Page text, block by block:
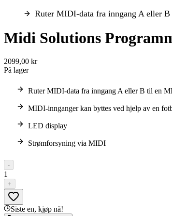
Ruter MIDI-data fra inngang A eller
Midi Solutions
2099,00 kr
På lager
Ruter MIDI-data fra inngang A eller B til en
MIDI-innganger kan byttes ved hjelp av en
LED display
Strømforsyning via MIDI
-
1
+
Siste en, kjøp nå!